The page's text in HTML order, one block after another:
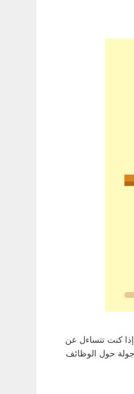
كنت تتساءل عن
في جولة حول الوظائف